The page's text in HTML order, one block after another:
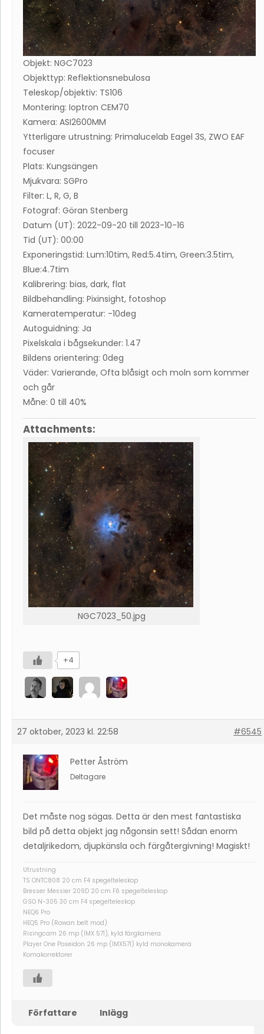
Objekt: NGC7023
Objekttyp: Reflektionsnebulosa
Teleskop/objektiv: TS106
Montering: Ioptron CEM70
Kamera: ASI2600MM
Ytterligare utrustning: Primalucelab Eagel 3S, ZWO EAF
focuser
Plats: Kungsängen
Mjukvara: SGPro
Filter: L, R, G, B
Fotograf: Göran Stenberg
Datum (UT): 2022-09-20 till 2023-10-16
Tid (UT): 00:00
Exponeringstid: Lum:10tim, Red:5.4tim, Green:3.5tim,
Blue:4.7tim
Kalibrering: bias, dark, flat
Bildbehandling: Pixinsight, fotoshop
Kameratemperatur: -10deg
Autoguidning: Ja
Pixelskala i bågsekunder: 1.47
Bildens orientering: 0deg
Väder: Varierande, Ofta blåsigt och moln som kommer
och går
Måne: 0 till 40%
Attachments:
NGC7023_50.jpg
+4
27 oktober, 2023 kl. 22:58 #6545
Petter Åström
Deltagare
Det måste nog sägas. Detta är den mest fantastiska
bild på detta objekt jag någonsin sett! Sådan enorm
detaljrikedom, djupkänsla och färgåtergivning! Magiskt!
Utrustning
TS ONTC808 20 cm F4 spegelteleskop
Bresser Messier 209D 20 cm F6 spegelteleskop
GSO N-305 30 cm F4 spegelteleskop
NEQ6 Pro
HEQ5 Pro (Rowan belt mod)
Risingcam 26 mp (IMX 571), kyld färgkamera.
Player One Poseidon 26 mp (IMX571) kyld monokamera
Komakorrektorer
Författare Inlägg